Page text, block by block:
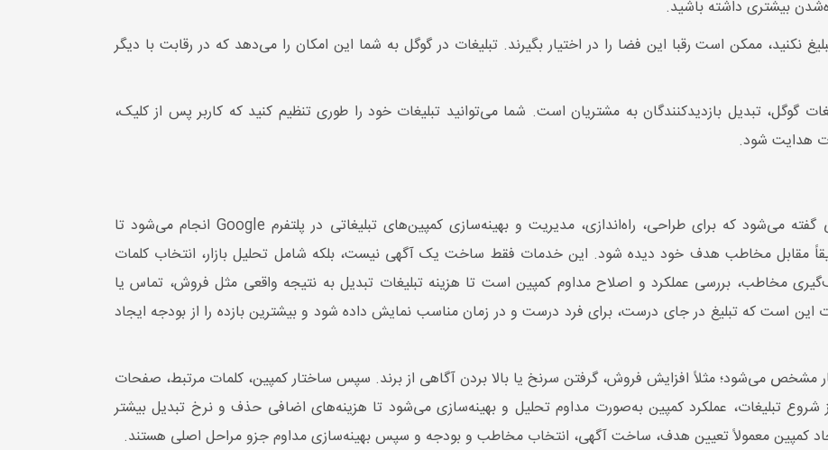
بیشتری داشته باشید.
نکنید، ممکن است رقبا این فضا را در اختیار بگیرند. تبلیغات در گوگل به شما این امکان را می‌دهد که در رقابت با دیگر
گوگل، تبدیل بازدیدکنندگان به مشتریان است. شما می‌توانید تبلیغات خود را طوری تنظیم کنید که کاربر پس از کلیک،
هدایت شود.
خدمات تبلیغات گوگل به مجموعه فعالیت‌هایی گفته می‌شود که برای طراحی، راه‌اندازی، مدیریت و بهینه‌سازی کمپین‌های تبلیغاتی در پلتفرم Google انجام می‌شود تا
مقابل مخاطب هدف خود دیده شود. این خدمات فقط ساخت یک آگهی نیست، بلکه شامل تحلیل بازار، انتخاب کلمات
مخاطب، بررسی عملکرد و اصلاح مداوم کمپین است تا هزینه تبلیغات تبدیل به نتیجه واقعی مثل فروش، تماس یا
است که تبلیغ در جای درست، برای فرد درست و در زمان مناسب نمایش داده شود و بیشترین بازده را از بودجه ایجاد
مشخص می‌شود؛ مثلاً افزایش فروش، گرفتن سرنخ یا بالا بردن آگاهی از برند. سپس ساختار کمپین، کلمات مرتبط، صفحات
شروع تبلیغات، عملکرد کمپین به‌صورت مداوم تحلیل و بهینه‌سازی می‌شود تا هزینه‌های اضافی حذف و نرخ تبدیل بیشتر
کمپین معمولاً تعیین هدف، ساخت آگهی، انتخاب مخاطب و بودجه و سپس بهینه‌سازی مداوم جزو مراحل اصلی هستند.